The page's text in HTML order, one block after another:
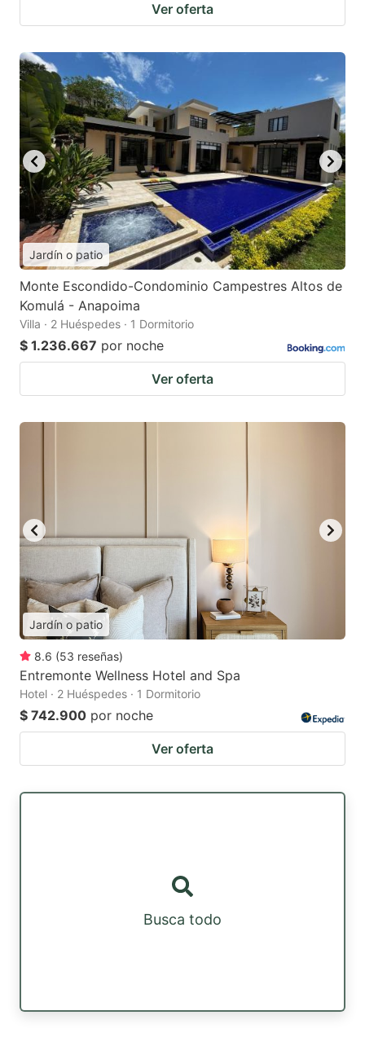
Ver oferta
Jardín o patio
Monte Escondido-Condominio Campestres Altos de
Komulá - Anapoima
Villa · 2 Huéspedes · 1 Dormitorio
$ 1.236.667 por noche
Ver oferta
Jardín o patio
8.6 (53 reseñas)
Entremonte Wellness Hotel and Spa
Hotel · 2 Huéspedes · 1 Dormitorio
$ 742.900 por noche
Ver oferta
Busca todo